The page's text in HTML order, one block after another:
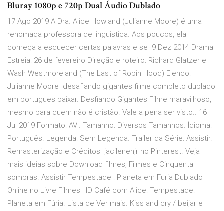
Bluray 1080p e 720p Dual Áudio Dublado
17 Ago 2019 A Dra. Alice Howland (Julianne Moore) é uma
renomada professora de linguistica. Aos poucos, ela
começa a esquecer certas palavras e se 9 Dez 2014 Drama
Estreia: 26 de fevereiro Direção e roteiro: Richard Glatzer e
Wash Westmoreland (The Last of Robin Hood) Elenco:
Julianne Moore desafiando gigantes filme completo dublado
em portugues baixar. Desfiando Gigantes Filme maravilhoso,
mesmo para quem não é cristão. Vale a pena ser visto.. 16
Jul 2019 Formato: AVI. Tamanho: Diversos Tamanhos. Ídioma:
Português. Legenda: Sem Legenda. Trailer da Série: Assistir.
Remasterização e Créditos jacilenenjr no Pinterest. Veja
mais ideias sobre Download filmes, Filmes e Cinquenta
sombras. Assistir Tempestade : Planeta em Furia Dublado
Online no Livre Filmes HD Café com Alice: Tempestade:
Planeta em Fúria. Lista de Ver mais. Kiss and cry / beijar e